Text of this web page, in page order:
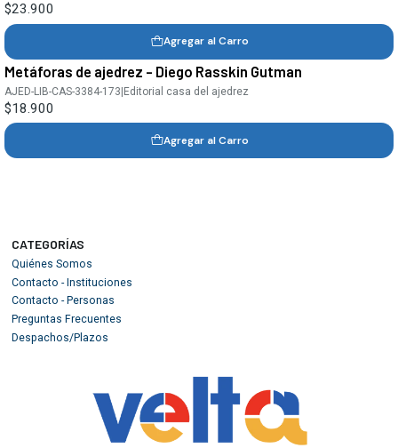
$23.900
Agregar al Carro
Metáforas de ajedrez - Diego Rasskin Gutman
AJED-LIB-CAS-3384-173|Editorial casa del ajedrez
$18.900
Agregar al Carro
CATEGORÍAS
Quiénes Somos
Contacto - Instituciones
Contacto - Personas
Preguntas Frecuentes
Despachos/Plazos